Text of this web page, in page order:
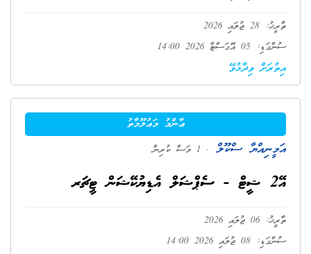
ތާރީޚު: 28 ޖުލައި 2026
ސުންގަޑި: 05 އޮގަސްޓް 2026 14:00
އިތުރަށް ވިދާޅުވޭ
ޢާންމު މަޢުލޫމާތު
އަމީނިއްޔާ ސްކޫލް . 1 މަސް ކުރިން
އޭ2 ޝީޓް - ސެޕްޝަލް އެޑިޔުކޭޝަން ޓީޗަރ
ތާރީޚު: 06 ޖުލައި 2026
ސުންގަޑި: 08 ޖުލައި 2026 14:00